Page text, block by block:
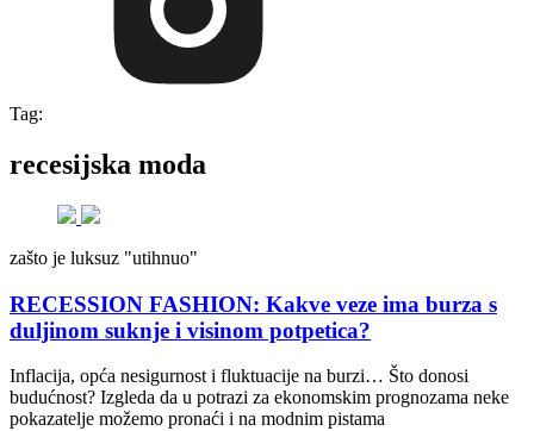
Tag:
recesijska moda
zašto je luksuz "utihnuo"
RECESSION FASHION: Kakve veze ima burza s
duljinom suknje i visinom potpetica?
Inflacija, opća nesigurnost i fluktuacije na burzi… Što donosi
budućnost? Izgleda da u potrazi za ekonomskim prognozama neke
pokazatelje možemo pronaći i na modnim pistama